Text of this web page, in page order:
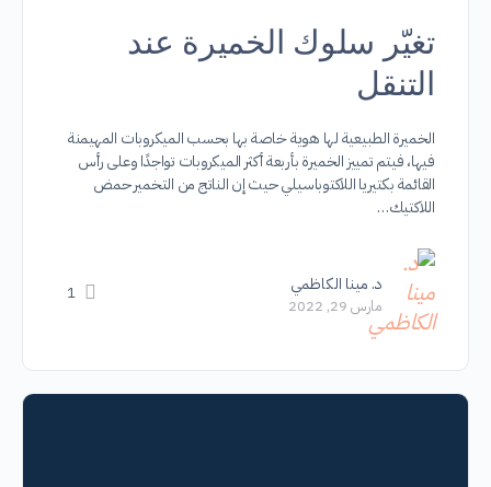
تغيّر سلوك الخميرة عند
التنقل
الخميرة الطبيعية لها هوية خاصة بها بحسب الميكروبات المهيمنة
فيها، فيتم تمييز الخميرة بأربعة أكثر الميكروبات تواجدًا وعلى رأس
القائمة بكتيريا اللاكتوباسيلي حيث إن الناتج من التخمير حمض
اللاكتيك…
د. مينا الكاظمي
مارس 29, 2022
1